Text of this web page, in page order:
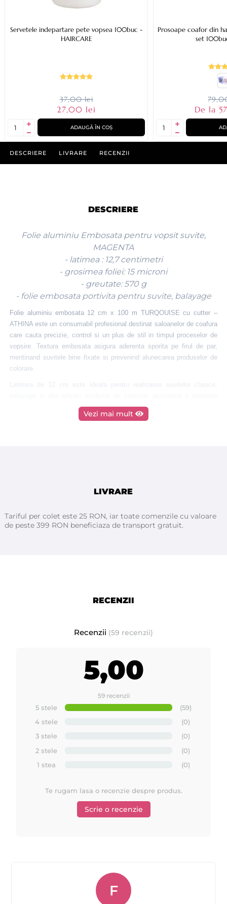
Servetele indepartare pete vopsea 100buc -
HAIRCARE
37,00 lei
27,00 lei
ADAUGĂ ÎN COȘ
Prosoape coafor din
set
De la
DESCRIERE LIVRARE RECENZII
DESCRIERE
Folie aluminiu Embosata pentru vopsit suvite,
MAGENTA
- latimea : 12,7 centimetri
- grosimea foliei: 15 microni
- greutate: 570 g
- folie embosata portivita pentru suvite, balayage
Folie aluminiu embosata 12 cm x 100 m TURQOUISE cu cutter –
ATHINA este un consumabil profesional destinat saloanelor de coafura
care cauta precizie, control si un plus de stil in timpul proceselor de
vopsire. Textura embosata asigura aderenta sporita pe firul de par,
mentinand suvitele bine fixate si prevenind alunecarea produselor de
colorare.
Latimea de 12 cm este ideala pentru realizarea suvitelor clasice,
clara si o aplicare controlata. Designul ANIMAL PRINT adauga un
aspect distinct si profesional postului de lucru, fiind apreciat in
si bine definite, conforme cu standardele profesionale din salon.
Vezi mai mult
LIVRARE
Tariful per colet este 25 RON, iar toate comenzile cu valoare
de peste 399 RON beneficiaza de transport gratuit.
RECENZII
Recenzii (59 recenzii)
5,00
59 recenzii
5 stele
(59)
4 stele
(0)
3 stele
(0)
2 stele
(0)
1 stea
(0)
Te rugam lasa o recenzie despre produs.
Scrie o recenzie
F